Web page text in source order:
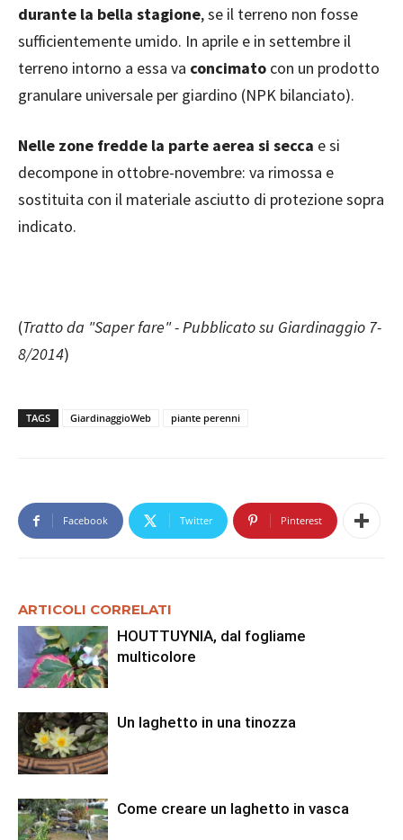
durante la bella stagione, se il terreno non fosse
sufficientemente umido. In aprile e in settembre il
terreno intorno a essa va concimato con un prodotto
granulare universale per giardino (NPK bilanciato).
Nelle zone fredde la parte aerea si secca e si
decompone in ottobre-novembre: va rimossa e
sostituita con il materiale asciutto di protezione sopra
indicato.
(Tratto da "Saper fare" - Pubblicato su Giardinaggio 7-
8/2014)
TAGS GiardinaggioWeb piante perenni
Facebook Twitter Pinterest
ARTICOLI CORRELATI
HOUTTUYNIA, dal fogliame
multicolore
Un laghetto in una tinozza
Come creare un laghetto in vasca